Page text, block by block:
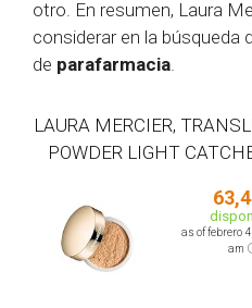
otro. En resumen, Laura
considerar en la
de parafarmacia.
LAURA MERCIER,
POWDER LIGHT
as of febrero
am